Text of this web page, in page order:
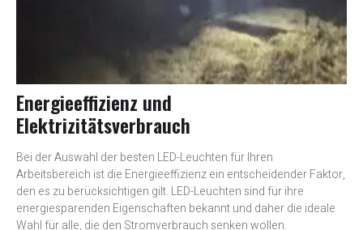
Energieeffizienz und
Elektrizitätsverbrauch
Bei der Auswahl der besten LED-Leuchten für Ihren
Arbeitsbereich ist die Energieeffizienz ein entscheidender Faktor,
den es zu berücksichtigen gilt. LED-Leuchten sind für ihre
energiesparenden Eigenschaften bekannt und daher die ideale
Wahl für alle, die den Stromverbrauch senken wollen.